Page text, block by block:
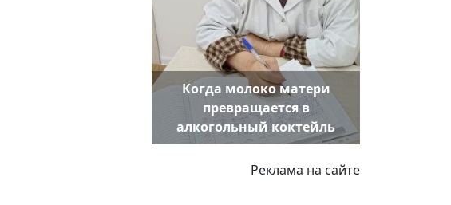
Когда молоко матери
превращается в
алкогольный коктейль
Реклама на сайте